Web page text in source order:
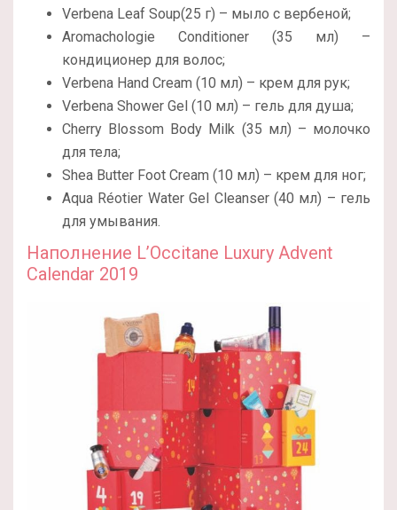
Verbena Leaf Soup(25 г) – мыло с вербеной;
Aromachologie Conditioner (35 мл) –
кондиционер для волос;
Verbena Hand Cream (10 мл) – крем для рук;
Verbena Shower Gel (10 мл) – гель для душа;
Cherry Blossom Body Milk (35 мл) – молочко
для тела;
Shea Butter Foot Cream (10 мл) – крем для ног;
Aqua Réotier Water Gel Cleanser (40 мл) – гель
для умывания.
Наполнение L’Occitane Luxury Advent
Calendar 2019